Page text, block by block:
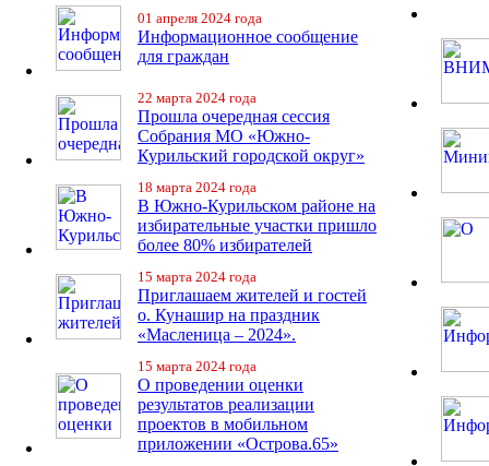
01 апреля 2024 года
Информационное сообщение
для граждан
22 марта 2024 года
Прошла очередная сессия
Собрания МО «Южно-
Курильский городской округ»
18 марта 2024 года
В Южно-Курильском районе на
избирательные участки пришло
более 80% избирателей
15 марта 2024 года
Приглашаем жителей и гостей
о. Кунашир на праздник
«Масленица – 2024».
15 марта 2024 года
О проведении оценки
результатов реализации
проектов в мобильном
приложении «Острова.65»